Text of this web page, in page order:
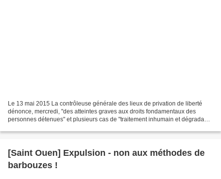
Le 13 mai 2015 La contrôleuse générale des lieux de privation de liberté
dénonce, mercredi, "des atteintes graves aux droits fondamentaux des
personnes détenues" et plusieurs cas de "traitement inhumain et dégradant"
[Saint Ouen] Expulsion - non aux méthodes de
barbouzes !